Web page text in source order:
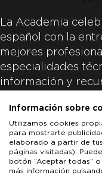
La Academia
español con la
mejores
especialidades
información y
productoras de
única y exclusiva
Información sobre
Utilizamos cookies
para mostrarte
elaborado a partir de
páginas visitadas).
botón “Aceptar todas”
más información